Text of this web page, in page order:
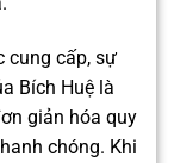
cung cấp, sự
Bích Huệ là
giản hóa quy
chóng. Khi